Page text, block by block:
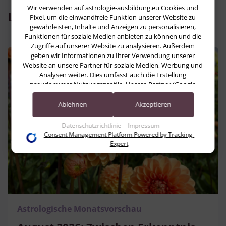
Lesen Sie jetzt:
Astrologische Monatsvorschau
Wir verwenden auf astrologie-ausbildung.eu Cookies und
Pixel, um die einwandfreie Funktion unserer Website zu
gewährleisten, Inhalte und Anzeigen zu personalisieren,
Funktionen für soziale Medien anbieten zu können und die
Zugriffe auf unserer Website zu analysieren. Außerdem
geben wir Informationen zu Ihrer Verwendung unserer
Website an unsere Partner für soziale Medien, Werbung und
Analysen weiter. Dies umfasst auch die Erstellung
pseudonymer Nutzungsprofile. Unsere Partner (Google
Advertising Products) führen diese Informationen
möglicherweise mit weiteren Daten zusammen, die Sie ihnen
Accounts) oder welche sie im Rahmen Ihrer Nutzung der
Dienste gesammelt haben (bspw. Nutzungsdaten anderer
Geräte). Ihre Einwilligung zur Nutzung von Cookies und
Datenschutz-Button links unten klicken und dort die
entsprechenden Anpassungen vornehmen.
Zwecke der Datenverarbeitung durch unsere Partner:
Verwendung reduzierter Daten zur Auswahl von Werbeanzeigen
Datenschutzrichtlinie Impressum
Ablehnen Akzeptieren
Consent Management Platform Powered by Tracking-
Expert